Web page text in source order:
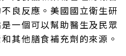
良反應。美國國立衛生研
一個可以幫助醫生及民眾
其他膳食補充劑的來源。